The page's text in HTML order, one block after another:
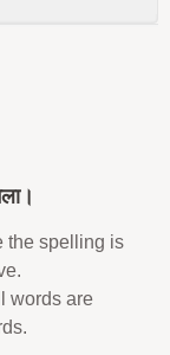
the spelling is
words are